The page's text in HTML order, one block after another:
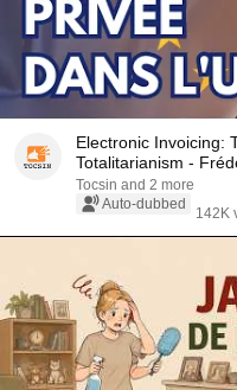
Electronic Invoicing:
Totalitarianism -
Tocsin and 2 more
Auto-dubbed
142K